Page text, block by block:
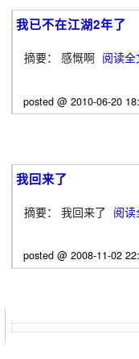
我已不在江湖2年了
摘要： 感慨啊 阅读全
posted @ 2010-06-20
我回来了
摘要： 我回来了 阅
posted @ 2008-11-02